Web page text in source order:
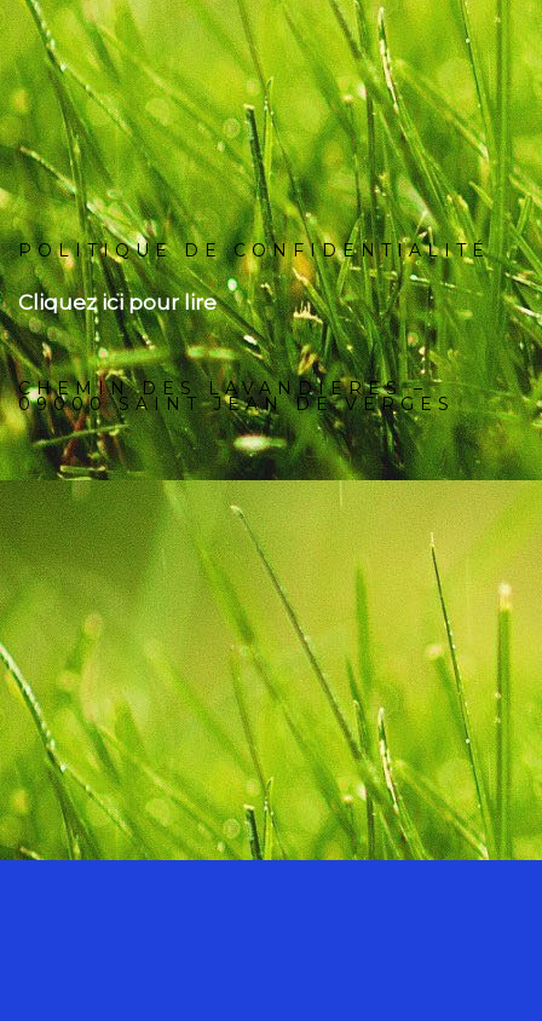
POLITIQUE DE CONFIDENTIALITÉ
Cliquez ici pour lire
CHEMIN DES LAVANDIERES –
09000 SAINT JEAN DE VERGES